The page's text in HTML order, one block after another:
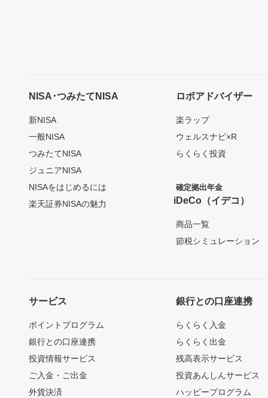
NISA･つみたてNISA
新NISA
一般NISA
つみたてNISA
ジュニアNISA
NISAをはじめるには
楽天証券NISAの魅力
ロボアドバイザー
楽ラップ
ウェルスナビ×R
らくらく投資
確定拠出年金
iDeCo（イデコ）
商品一覧
節税シミュレーション
サービス
ポイントプログラム
銀行との口座連携
投資情報サービス
ご入金・ご出金
外貨決済
銀行との口座連携
らくらく入金
らくらく出金
残高表示サービス
投資あんしんサービス
ハッピープログラム